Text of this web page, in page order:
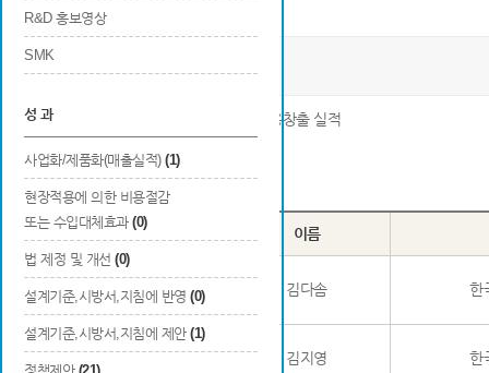
R&D 홍보영상
SMK
성 과
사업화/제품화(매출실적) (1)
현장적용에 의한 비용절감
또는 수입대체효과 (0)
법 제정 및 개선 (0)
설계기준,시방서,지침에 반영 (0)
설계기준,시방서,지침에 제안 (1)
일자리창출
실증단지 인프라 구축 및 종합실증
※ 연구개발 및 사업화를 위한 연구기관의 고용창출 실적
Total8건
번호 구분 이름
1 청년 김다솜 한
2 청년 김지영 한